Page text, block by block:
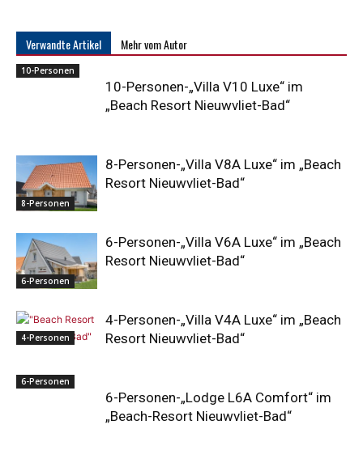
Verwandte Artikel Mehr vom Autor
10-Personen
10-Personen-„Villa V10 Luxe“ im
„Beach Resort Nieuwvliet-Bad“
8-Personen
8-Personen-„Villa V8A Luxe“ im „Beach
Resort Nieuwvliet-Bad“
6-Personen
6-Personen-„Villa V6A Luxe“ im „Beach
Resort Nieuwvliet-Bad“
4-Personen
4-Personen-„Villa V4A Luxe“ im „Beach
Resort Nieuwvliet-Bad“
6-Personen
6-Personen-„Lodge L6A Comfort“ im
„Beach-Resort Nieuwvliet-Bad“